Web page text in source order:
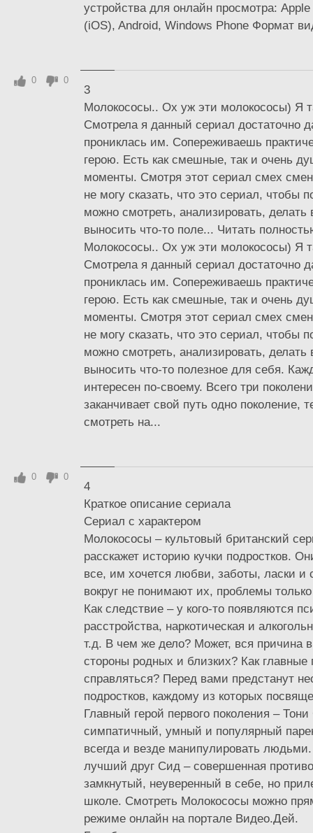
устройства для онлайн просмотра:
(iOS), Android, Windows Phone Формат
3
Молокососы.. Ох уж эти молокососы) Я
Смотрела я данный сериал достаточно
прониклась им. Сопереживаешь
герою. Есть как смешные, так и очень
моменты. Смотря этот сериал смех
не могу сказать, что это сериал, чтобы
можно смотреть, анализировать,
выносить что-то поле... Читать
Молокососы.. Ох уж эти молокососы) Я
Смотрела я данный сериал достаточно
прониклась им. Сопереживаешь
герою. Есть как смешные, так и очень
моменты. Смотря этот сериал смех
не могу сказать, что это сериал, чтобы
можно смотреть, анализировать,
выносить что-то полезное для себя.
интересен по-своему. Всего три
заканчивает свой путь одно поколение,
смотреть на...
0 0
4
Краткое описание сериала
Сериал с характером
Молокососы – культовый британский
расскажет историю кучки подростков.
все, им хочется любви, заботы, ласки и
вокруг не понимают их, проблемы
Как следствие – у кого-то появляются
расстройства, наркотическая и
т.д. В чем же дело? Может, вся причина
стороны родных и близких? Как главные
справляться? Перед вами предстанут
подростков, каждому из которых
Главный герой первого поколения –
симпатичный, умный и популярный
всегда и везде манипулировать людьми.
лучший друг Сид – совершенная
замкнутый, неуверенный в себе, но
школе. Смотреть Молокососы можно
режиме онлайн на портале Видео.Дей.
0 0